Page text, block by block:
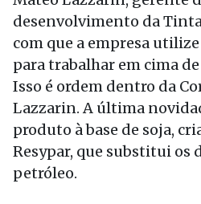
desenvolvimento da
com que a empresa
para trabalhar em cima
Isso é ordem dentro da
Lazzarin. A última
produto à base de soja,
Resypar, que substitui os
petróleo.